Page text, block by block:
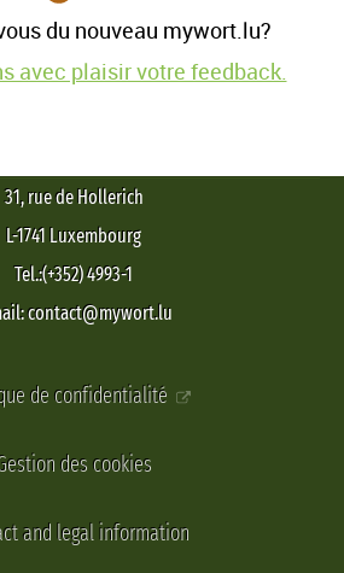
du nouveau mywort.lu?
avec plaisir votre feedback.
31, rue de Hollerich
L-1741 Luxembourg
Tel.:(+352) 4993-1
contact@mywort.lu
de confidentialité
des cookies
and legal information